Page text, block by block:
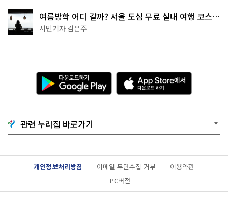
여름방학 어디 갈까? 서울 도심 무료 실내 여행 코스
추천
시민기자 김은주
다
운
로
기
G
o
g
l
e
A
p
p
e
서
다
운
관련 누리집 바로가기
개인정보처리방침 이메일 무단수집 거부
이용약관
PC버전